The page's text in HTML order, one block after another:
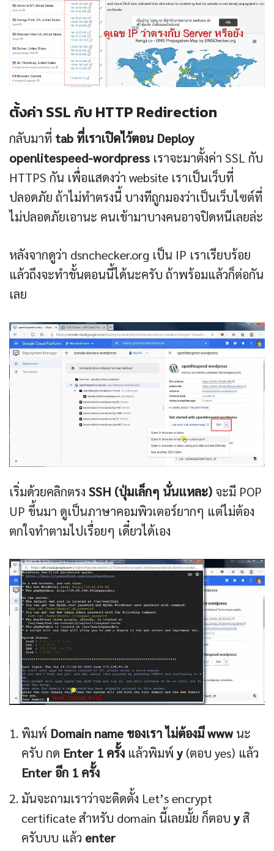
ตั้งค่า SSL กับ HTTP Redirection
กลับมาที่ tab ที่เราเปิดไว้ตอน Deploy
openlitespeed-wordpress เราจะมาตั้งค่า SSL กับ
HTTPS กัน เพื่อแสดงว่า website เราเป็นเว็บที่
ปลอดภัย ถ้าไม่ทำตรงนี้ บางทีถูกมองว่าเป็นเว็บไซต์ที่
ไม่ปลอดภัยเอานะ คนเข้ามาบางคนอาจปิดหนีเลยล่ะ
หลังจากดูว่า dsnchecker.org เป็น IP เราเรียบร้อย
แล้วถึงจะทำขั้นตอนนี้ได้นะครับ ถ้าพร้อมแล้วก็ต่อกัน
เลย
เริ่มด้วยคลิกตรง SSH (ปุ่มเล็กๆ นั่นแหละ) จะมี POP
UP ขึ้นมา ดูเป็นภาษาคอมพิวเตอร์ยากๆ แต่ไม่ต้อง
ตกใจทำตามไปเรื่อยๆ เดี๋ยวได้เอง
พิมพ์ Domain name ของเรา ไม่ต้องมี wwwนะ
ครับ กด Enter 1 ครั้ง แล้วพิมพ์ y (ตอบ yes) แล้ว
Enter อีก 1 ครั้ง
มันจะถามเราว่าจะติดตั้ง Let’s encrypt
certificate สำหรับ domain นี้เลยมั้ย ก็ตอบ yสิ
ครับบบ แล้ว enter